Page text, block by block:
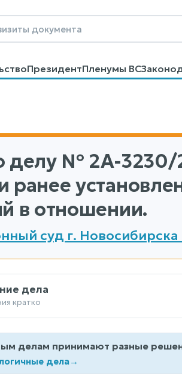
ПрезидентПленумы ВС
КонтактыПомощьПоиск
делу № 2А-3230/
ранее
в отношении.
суд г.
дела
кратко
делам принимают разные
дела→